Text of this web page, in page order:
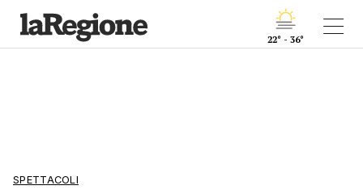
22° - 36°
SPETTACOLI